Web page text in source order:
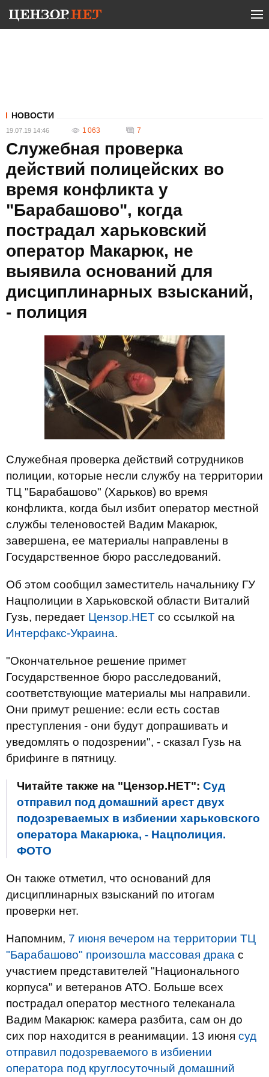
НОВОСТИ
19.07.19 14:46 1 063 7
Служебная проверка
действий полицейских во
время конфликта у
"Барабашово", когда
пострадал харьковский
оператор Макарюк, не
выявила оснований для
дисциплинарных взысканий,
- полиция
Служебная проверка действий сотрудников
полиции, которые несли службу на территории
ТЦ "Барабашово" (Харьков) во время
конфликта, когда был избит оператор местной
службы теленовостей Вадим Макарюк,
завершена, ее материалы направлены в
Государственное бюро расследований.
Об этом сообщил заместитель начальнику ГУ
Нацполиции в Харьковской области Виталий
Гузь, передает Цензор.НЕТ со ссылкой на
Интерфакс-Украина.
"Окончательное решение примет
Государственное бюро расследований,
соответствующие материалы мы направили.
Они примут решение: если есть состав
преступления - они будут допрашивать и
уведомлять о подозрении", - сказал Гузь на
брифинге в пятницу.
Читайте также на "Цензор.НЕТ": Суд
отправил под домашний арест двух
подозреваемых в избиении харьковского
оператора Макарюка, - Нацполиция.
ФОТО
Он также отметил, что оснований для
дисциплинарных взысканий по итогам
проверки нет.
Напомним, 7 июня вечером на территории ТЦ
"Барабашово" произошла массовая драка с
участием представителей "Национального
корпуса" и ветеранов АТО. Больше всех
пострадал оператор местного телеканала
Вадим Макарюк: камера разбита, сам он до
сих пор находится в реанимации. 13 июня суд
отправил подозреваемого в избиении
оператора под круглосуточный домашний